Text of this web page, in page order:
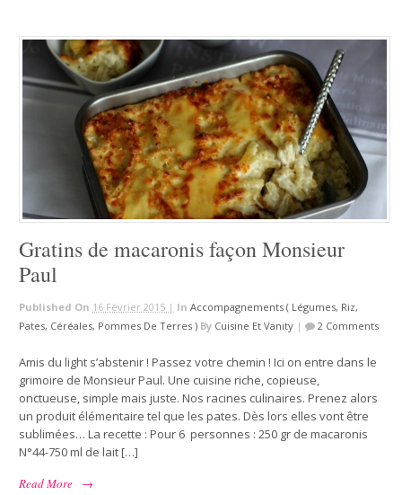
Gratins de macaronis façon Monsieur
Paul
Published On 16 Février 2015 | In Accompagnements ( Légumes, Riz,
Pates, Céréales, Pommes De Terres ) By Cuisine Et Vanity | 2 Comments
Amis du light s’abstenir ! Passez votre chemin ! Ici on entre dans le
grimoire de Monsieur Paul. Une cuisine riche, copieuse,
onctueuse, simple mais juste. Nos racines culinaires. Prenez alors
un produit élémentaire tel que les pates. Dès lors elles vont être
sublimées… La recette : Pour 6 personnes : 250 gr de macaronis
N°44-750 ml de lait […]
Read More
→